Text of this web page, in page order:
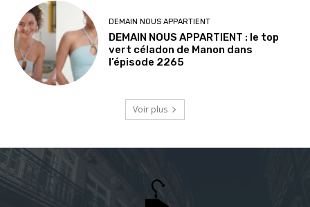
DEMAIN NOUS APPARTIENT
DEMAIN NOUS APPARTIENT : le top
vert céladon de Manon dans
l’épisode 2265
Voir plus